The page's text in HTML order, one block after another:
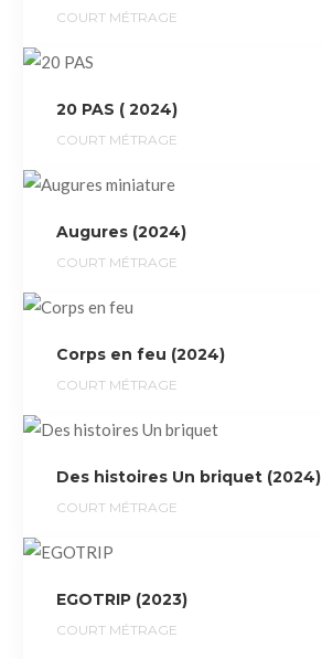
COURT MÉTRAGE
20 PAS ( 2024)
COURT MÉTRAGE
Augures (2024)
COURT MÉTRAGE
Corps en feu (2024)
COURT MÉTRAGE
Des histoires Un briquet (2024)
COURT MÉTRAGE
EGOTRIP (2023)
COURT MÉTRAGE